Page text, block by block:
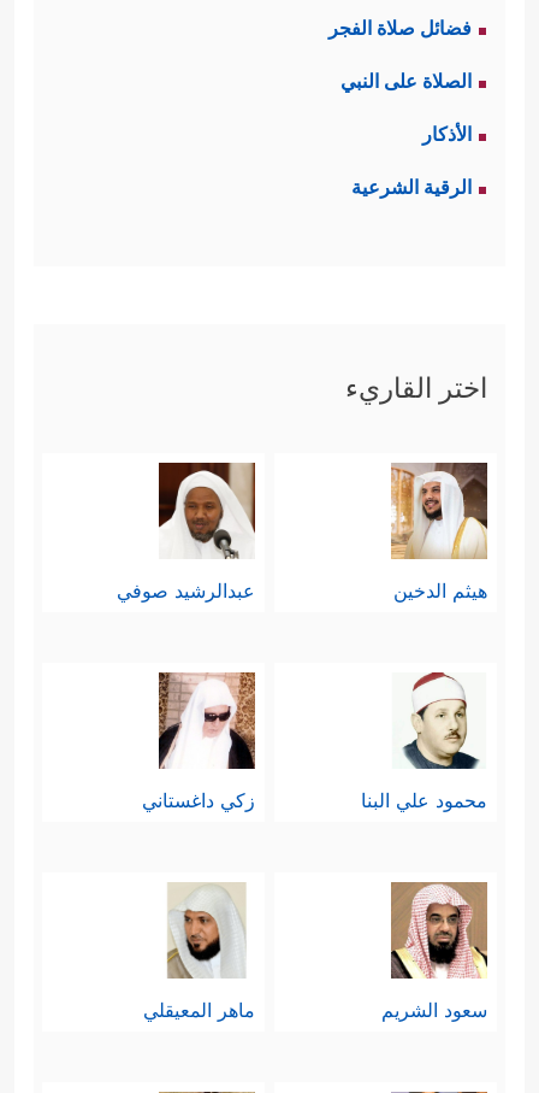
فضائل صلاة الفجر
الصلاة على النبي
الأذكار
الرقية الشرعية
اختر القاريء
هيثم الدخين عبدالرشيد صوفي
محمود علي البنا زكي داغستاني
سعود الشريم ماهر المعيقلي